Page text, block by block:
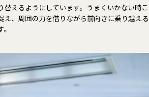
替えるようにしています。うまくいかない時こ
え、周囲の力を借りながら前向きに乗り越える